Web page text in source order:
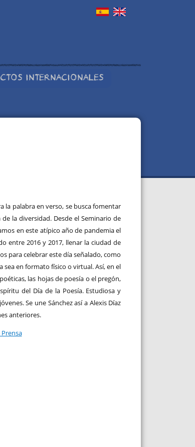
INTERNACIONALES
la palabra en verso, se busca fomentar
la diversidad. Desde el Seminario de
en este atípico año de pandemia el
entre 2016 y 2017, llenar la ciudad de
para celebrar este día señalado, como
sea en formato físico o virtual. Así, en el
las hojas de poesía o el pregón,
del Día de la Poesía. Estudiosa y
Se une Sánchez así a Alexis Díaz
anteriores.